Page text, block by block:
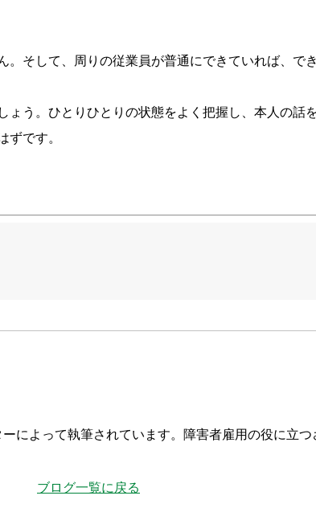
そして、周りの従業員が普通にできていれば、で
う。ひとりひとりの状態をよく把握し、本人の話
です。
によって執筆されています。障害者雇用の役に立つ
ブログ一覧に戻る